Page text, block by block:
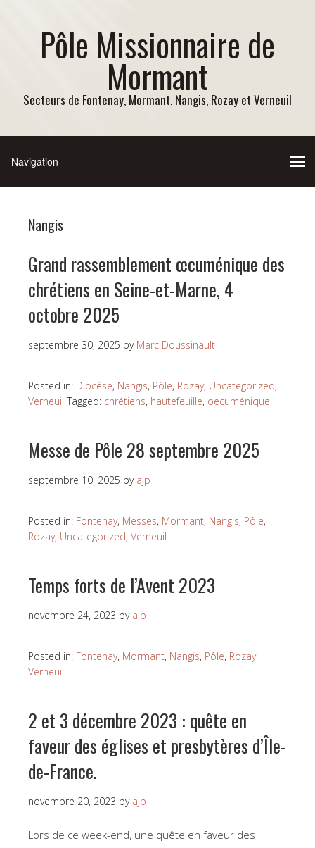
Pôle Missionnaire de
Mormant
Secteurs de Fontenay, Mormant, Nangis, Rozay et Verneuil
Nangis
Grand rassemblement œcuménique des
chrétiens en Seine-et-Marne, 4
octobre 2025
septembre 30, 2025 by Marc Doussinault
Posted in: Diocèse, Nangis, Pôle, Rozay, Uncategorized,
Verneuil Tagged: chrétiens, hautefeuille, oecuménique
Messe de Pôle 28 septembre 2025
septembre 10, 2025 by ajp
Posted in: Fontenay, Messes, Mormant, Nangis, Pôle,
Rozay, Uncategorized, Verneuil
Temps forts de l’Avent 2023
novembre 24, 2023 by ajp
Posted in: Fontenay, Mormant, Nangis, Pôle, Rozay,
Verneuil
2 et 3 décembre 2023 : quête en
faveur des églises et presbytères d’Île-
de-France.
novembre 20, 2023 by ajp
Lors de ce week-end, une quête en faveur des